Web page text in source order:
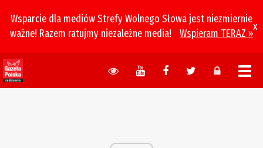
Wsparcie dla mediów Strefy Wolnego Słowa jest niezmiernie
ważne! Razem ratujmy niezależne media!
Wspieram TERAZ »
x